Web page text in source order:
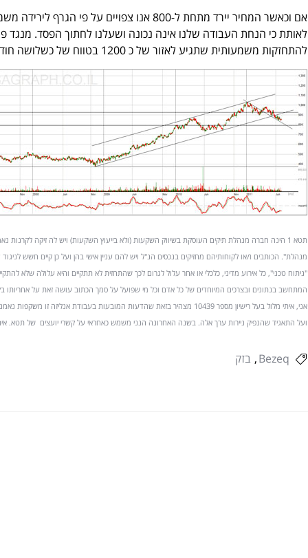
אם וכאשר המחיר יירד מתחת ל-800 אנו צפויים על פי
להתחזקות משמעותית שתגיע לאזור של כ 1200 בטווח של כשלושה חודשים.
מנהלת". הכותבים ו/או לקוחותיהם מחזיקים בנכסים הנ"ל ויש להם עניין אישי בהן ועל כן קיים חשש
"ניתוח טכני", כל אירוע מדיני, כלכלי או אחר עלול לגרום לכך שהתחזית לא תתקיים והיא עלולה שלא
המתחשב בנתונים ובצרכים המיוחדים של כל אדם וכל מי שפועל על סמך הכתוב עושה זאת על אחריותו
אני, איתי מלול בעל רישיון מספר 10439 מצהיר בזאת שהדעות המובעות בעבודת
ועל התאגיד שהנפיק ניירות ערך אלה. בשנה האחרונה הנני משמש כאחראי על קשרי יועצים של תטא. איתי מלול מקור
Bezeq בזק